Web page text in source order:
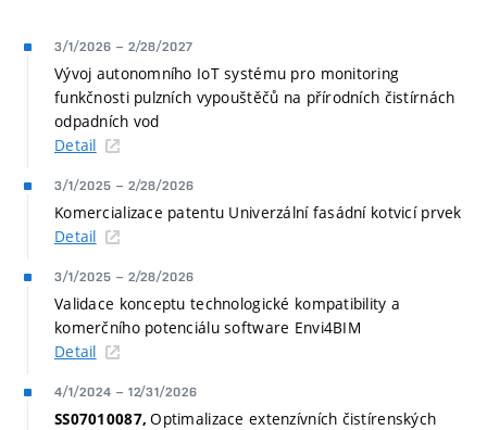
3/1/2026 – 2/28/2027
Vývoj autonomního IoT systému pro monitoring
funkčnosti pulzních vypouštěčů na přírodních čistírnách
odpadních vod
Detail
3/1/2025 – 2/28/2026
Komercializace patentu Univerzální fasádní kotvicí prvek
Detail
3/1/2025 – 2/28/2026
Validace konceptu technologické kompatibility a
komerčního potenciálu software Envi4BIM
Detail
4/1/2024 – 12/31/2026
SS07010087,Optimalizace extenzívních čistírenských